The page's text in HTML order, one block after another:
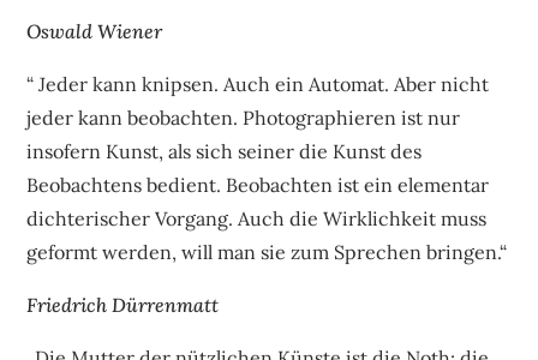
Oswald Wiener
“ Jeder kann knipsen. Auch ein Automat. Aber nicht
jeder kann beobachten. Photographieren ist nur
insofern Kunst, als sich seiner die Kunst des
Beobachtens bedient. Beobachten ist ein elementar
dichterischer Vorgang. Auch die Wirklichkeit muss
geformt werden, will man sie zum Sprechen bringen.“
Friedrich Dürrenmatt